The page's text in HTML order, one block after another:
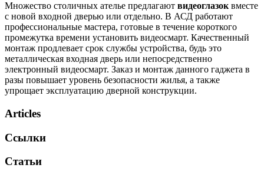
Множество столичных ателье предлагают видеоглазок вместе
с новой входной дверью или отдельно. В АСД работают
профессиональные мастера, готовые в течение короткого
промежутка времени установить видеосмарт. Качественный
монтаж продлевает срок службы устройства, будь это
металлическая входная дверь или непосредственно
электронный видеосмарт. Заказ и монтаж данного гаджета в
разы повышает уровень безопасности жилья, а также
упрощает эксплуатацию дверной конструкции.
Articles
Ссылки
Статьи